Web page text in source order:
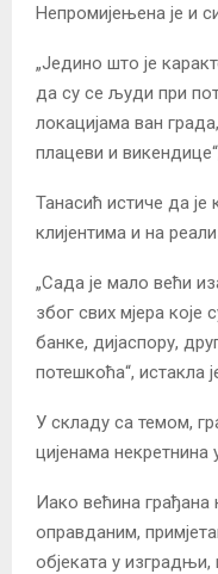
Непромијењена је и
„Једино што је
да су се људи при
локацијама ван
плацеви и
Танасић истиче да
клијентима и на
„Сада је мало већи
због свих мјера које
банке, дијаспору,
потешкоћа“, истакла
У складу са темом,
цијенама некретнина
Иако већина грађана
оправданим,
објеката у